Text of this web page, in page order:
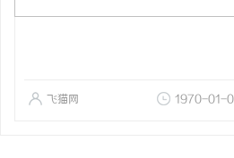
飞猫网 1970-01-